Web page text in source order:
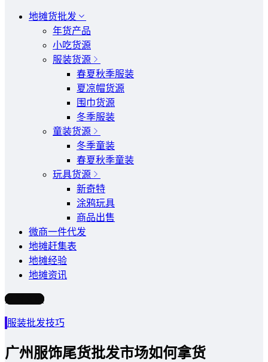
地摊货批发
年货产品
小吃货源
服装货源
春夏秋季服装
夏凉帽货源
围巾货源
冬季服装
童装货源
冬季童装
春夏秋季童装
玩具货源
新奇特
涂鸦玩具
商品出售
微商一件代发
地摊赶集表
地摊经验
地摊资讯
写文章
服装批发技巧
广州服饰尾货批发市场如何拿货